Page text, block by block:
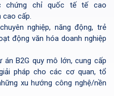
chứng chỉ quốc tế tế cao
cao cấp.
nghiệp, năng động, trẻ
động văn hóa doanh nghiệp
B2G quy mô lớn, cung cấp
pháp cho các cơ quan, tổ
xu hướng công nghệ/nền